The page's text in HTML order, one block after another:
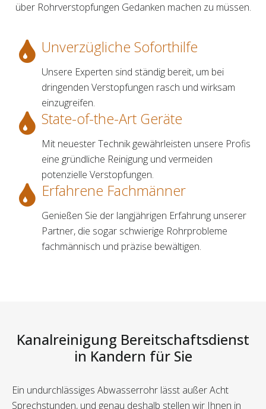
über Rohrverstopfungen Gedanken machen zu müssen.
Unverzügliche Soforthilfe
Unsere Experten sind ständig bereit, um bei
dringenden Verstopfungen rasch und wirksam
einzugreifen.
State-of-the-Art Geräte
Mit neuester Technik gewährleisten unsere Profis
eine gründliche Reinigung und vermeiden
potenzielle Verstopfungen.
Erfahrene Fachmänner
Genießen Sie der langjährigen Erfahrung unserer
Partner, die sogar schwierige Rohrprobleme
fachmännisch und präzise bewältigen.
Kanalreinigung Bereitschaftsdienst
in Kandern für Sie
Ein undurchlässiges Abwasserrohr lässt außer Acht
Sprechstunden, und genau deshalb stellen wir Ihnen in